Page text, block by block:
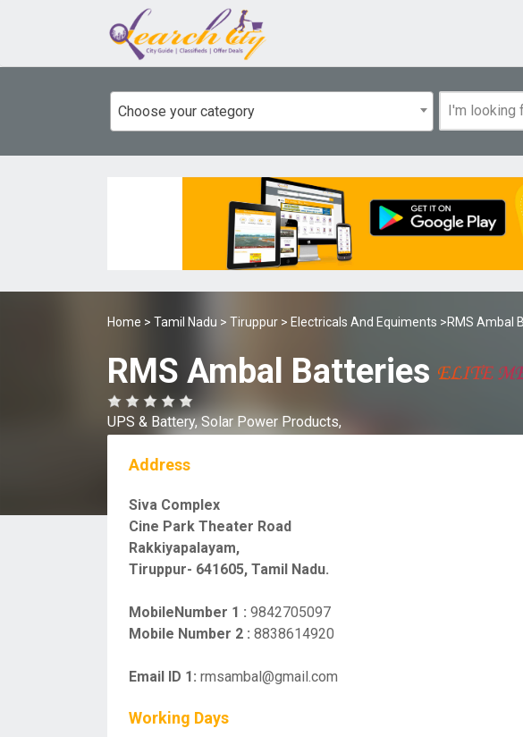
Choose your category
Home > Tamil Nadu > Tiruppur > Electricals And Equiments >RMS Ambal
RMS Ambal Batteries
UPS & Battery,Solar Power Products,
Address
Siva Complex
Cine Park Theater Road
Rakkiyapalayam,
Tiruppur- 641605, Tamil Nadu.
MobileNumber 1 : 9842705097
Mobile Number 2 : 8838614920
Email ID 1: rmsambal@gmail.com
Working Days